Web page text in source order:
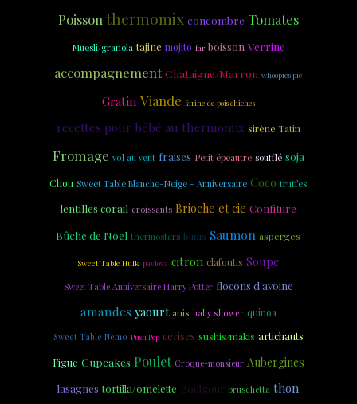
Poisson thermomix concombre Tomates
Muesli/granola tajine mojito far boisson Verrine
accompagnement Chataigne/Marron whoopies pie
Gratin Viande farine de pois chiches
recettes pour bébé au thermomix sirène Tatin
Fromage vol au vent fraises Petit épeautre soufflé soja
Chou Sweet Table Blanche-Neige - Anniversaire Coco truffes
lentilles corail croissants Brioche et cie Confiture
Bûche de Noel thermostars blinis Saumon asperges
Sweet Table Hulk pavlova citron clafoutis Soupe
Sweet Table Anniversaire Harry Potter flocons d'avoine
amandes yaourt anis baby shower quinoa
Sweet Table Nemo Push Pop cerises sushis/makis artichauts
Figue Cupcakes Poulet Croque-monsieur Aubergines
lasagnes tortilla/omelette Boulgour bruschetta thon